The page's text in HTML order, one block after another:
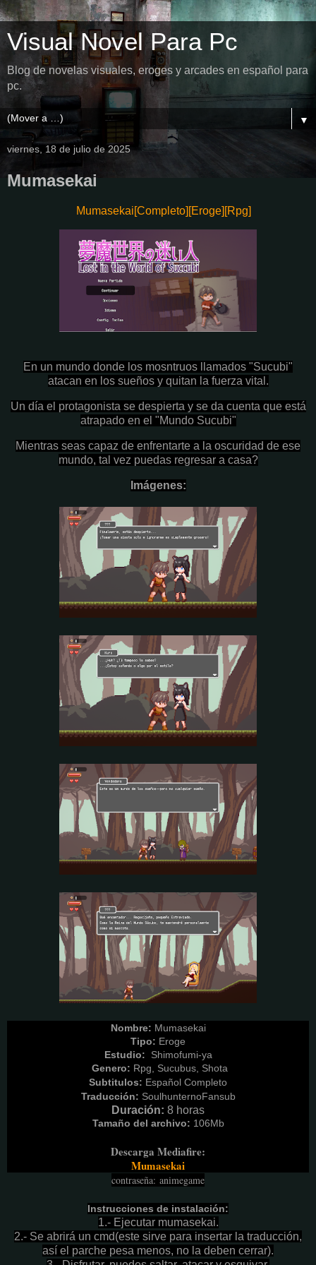
Visual Novel Para Pc
Blog de novelas visuales, eroges y arcades en español para
pc.
▼
viernes, 18 de julio de 2025
Mumasekai
Mumasekai[Completo][Eroge][Rpg]
En un mundo donde los mosntruos llamados "Sucubi"
atacan en los sueños y quitan la fuerza vital.
Un día el protagonista se despierta y se da cuenta que está
atrapado en el "Mundo Sucubi"
Mientras seas capaz de enfrentarte a la oscuridad de ese
mundo, tal vez puedas regresar a casa?
Imágenes:
Nombre: Mumasekai
Tipo: Eroge
Estudio:
Shimofumi-ya
Genero: Rpg, Sucubus, Shota
Subtitulos: Español Completo
Traducción: SoulhunternoFansub
Duración: 8 horas
Tamaño del archivo: 106Mb
Descarga Mediafire:
Mumasekai
contraseña: animegame
Instrucciones de instalación:
1.- Ejecutar mumasekai.
2.- Se abrirá un cmd(este sirve para insertar la traducción,
así el parche pesa menos, no la deben cerrar).